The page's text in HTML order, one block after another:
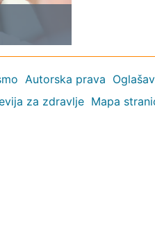
Autorska prava
za zdravlje Mapa